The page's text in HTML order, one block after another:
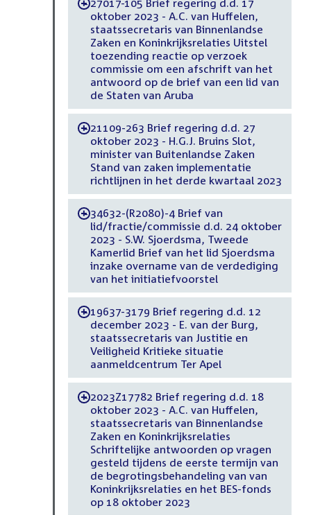
-27017-105 Brief regering d.d. 17
oktober 2023 - A.C. van Huffelen,
staatssecretaris van Binnenlandse
Zaken en Koninkrijksrelaties Uitstel
toezending reactie op verzoek
commissie om een afschrift van het
antwoord op de brief van een lid van
de Staten van Aruba
-21109-263 Brief regering d.d. 27
oktober 2023 - H.G.J. Bruins Slot,
minister van Buitenlandse Zaken
Stand van zaken implementatie
richtlijnen in het derde kwartaal 2023
-34632-(R2080)-4 Brief van
lid/fractie/commissie d.d. 24 oktober
2023 - S.W. Sjoerdsma, Tweede
Kamerlid Brief van het lid Sjoerdsma
inzake overname van de verdediging
van het initiatiefvoorstel
-19637-3179 Brief regering d.d. 12
december 2023 - E. van der Burg,
staatssecretaris van Justitie en
Veiligheid Kritieke situatie
aanmeldcentrum Ter Apel
-2023Z17782 Brief regering d.d. 18
oktober 2023 - A.C. van Huffelen,
staatssecretaris van Binnenlandse
Zaken en Koninkrijksrelaties
Schriftelijke antwoorden op vragen
gesteld tijdens de eerste termijn van
de begrotingsbehandeling van van
Koninkrijksrelaties en het BES-fonds
op 18 oktober 2023